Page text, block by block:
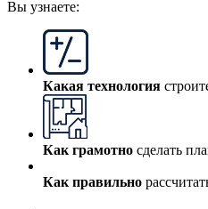
Вы узнаете:
Какая технология
Как грамотно сделать
Как правильно